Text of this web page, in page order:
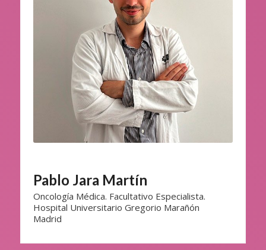
Pablo Jara Martín
Oncología Médica. Facultativo Especialista.
Hospital Universitario Gregorio Marañón
Madrid